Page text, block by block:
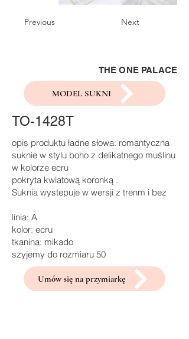
Previous Next
THE ONE PALACE
MODEL SUKNI
TO-1428T
opis produktu ładne słowa: romantyczna
suknie w stylu boho z delikatnego muślinu
w kolorze ecru
pokryta kwiatową koronką .
Suknia wystepuje w wersji z trenm i bez
linia: A
kolor: ecru
tkanina: mikado
szyjemy do rozmiaru 50
Umów się na przymiarkę